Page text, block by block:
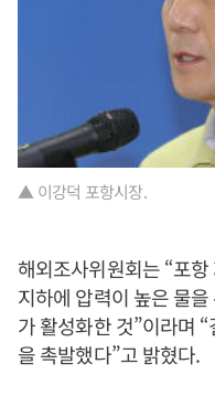
▲ 이강덕 포항시장.
해외조사위원회는 “포
지하에 압력이 높은 물
가 활성화한 것”이라며
을 촉발했다”고 밝혔다.